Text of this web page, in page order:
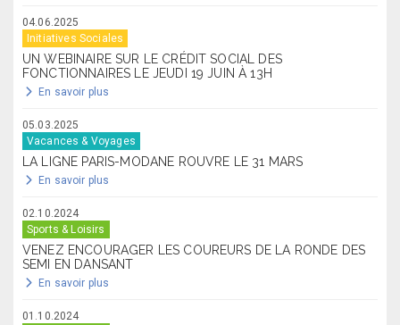
04.06.2025
Initiatives Sociales
UN WEBINAIRE SUR LE CRÉDIT SOCIAL DES
FONCTIONNAIRES LE JEUDI 19 JUIN À 13H
En savoir plus
05.03.2025
Vacances & Voyages
LA LIGNE PARIS-MODANE ROUVRE LE 31 MARS
En savoir plus
02.10.2024
Sports & Loisirs
VENEZ ENCOURAGER LES COUREURS DE LA RONDE DES
SEMI EN DANSANT
En savoir plus
01.10.2024